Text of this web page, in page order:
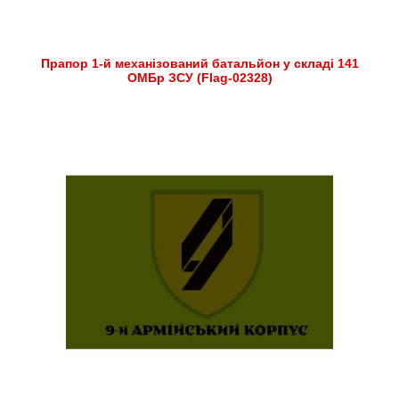
Прапор 1-й механізований батальйон у складі 141
ОМБр ЗСУ (Flag-02328)